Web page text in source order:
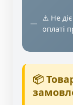
⚠️ Не
оплаті
📦